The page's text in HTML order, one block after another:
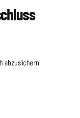
abzusichern